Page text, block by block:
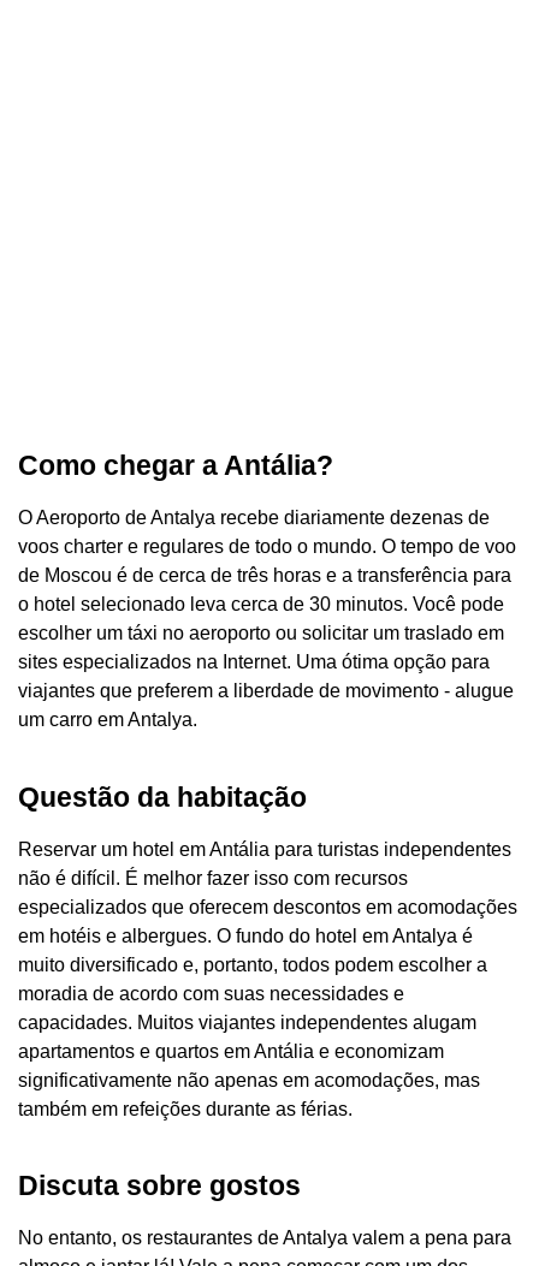
Como chegar a Antália?
O Aeroporto de Antalya recebe diariamente dezenas de
voos charter e regulares de todo o mundo. O tempo de voo
de Moscou é de cerca de três horas e a transferência para
o hotel selecionado leva cerca de 30 minutos. Você pode
escolher um táxi no aeroporto ou solicitar um traslado em
sites especializados na Internet. Uma ótima opção para
viajantes que preferem a liberdade de movimento - alugue
um carro em Antalya.
Questão da habitação
Reservar um hotel em Antália para turistas independentes
não é difícil. É melhor fazer isso com recursos
especializados que oferecem descontos em acomodações
em hotéis e albergues. O fundo do hotel em Antalya é
muito diversificado e, portanto, todos podem escolher a
moradia de acordo com suas necessidades e
capacidades. Muitos viajantes independentes alugam
apartamentos e quartos em Antália e economizam
significativamente não apenas em acomodações, mas
também em refeições durante as férias.
Discuta sobre gostos
No entanto, os restaurantes de Antalya valem a pena para